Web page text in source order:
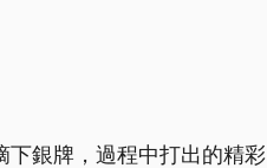
下銀牌，過程中打出的精彩